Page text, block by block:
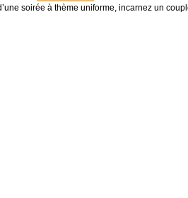
soirée à thème uniforme, incarnez un